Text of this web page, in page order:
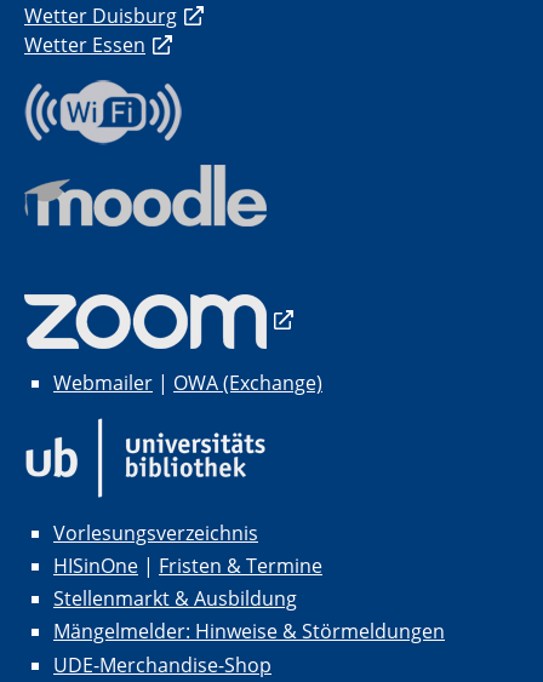
Wetter Duisburg
Wetter Essen
Webmailer | OWA (Exchange)
Vorlesungsverzeichnis
HISinOne | Fristen & Termine
Stellenmarkt & Ausbildung
Mängelmelder: Hinweise & Störmeldungen
UDE-Merchandise-Shop